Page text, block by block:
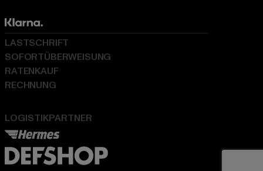
LOGISTIKPARTNER
LASTSCHRIFT
SOFORTÜBERWEISUNG
RATENKAUF
RECHNUNG